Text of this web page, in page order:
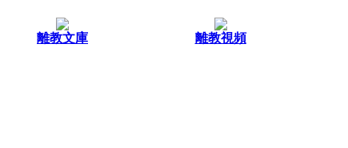
離教文庫 離教視頻